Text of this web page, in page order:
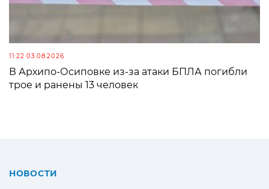
11:22 03.08.2026
В Архипо-Осиповке из-за атаки БПЛА погибли
трое и ранены 13 человек
НОВОСТИ